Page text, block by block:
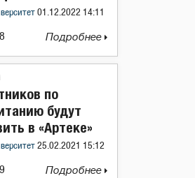
01.12.2022 14:11
Подробнее
по
будут
в «Артеке»
25.02.2021 15:12
Подробнее